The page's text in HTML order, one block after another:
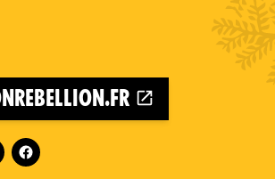
sur-Mer on